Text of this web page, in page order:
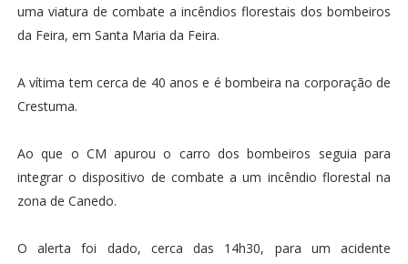
uma viatura de combate a incêndios florestais dos bombeiros
da Feira, em Santa Maria da Feira.
A vítima tem cerca de 40 anos e é bombeira na corporação de
Crestuma.
Ao que o CM apurou o carro dos bombeiros seguia para
integrar o dispositivo de combate a um incêndio florestal na
zona de Canedo.
O alerta foi dado, cerca das 14h30, para um acidente